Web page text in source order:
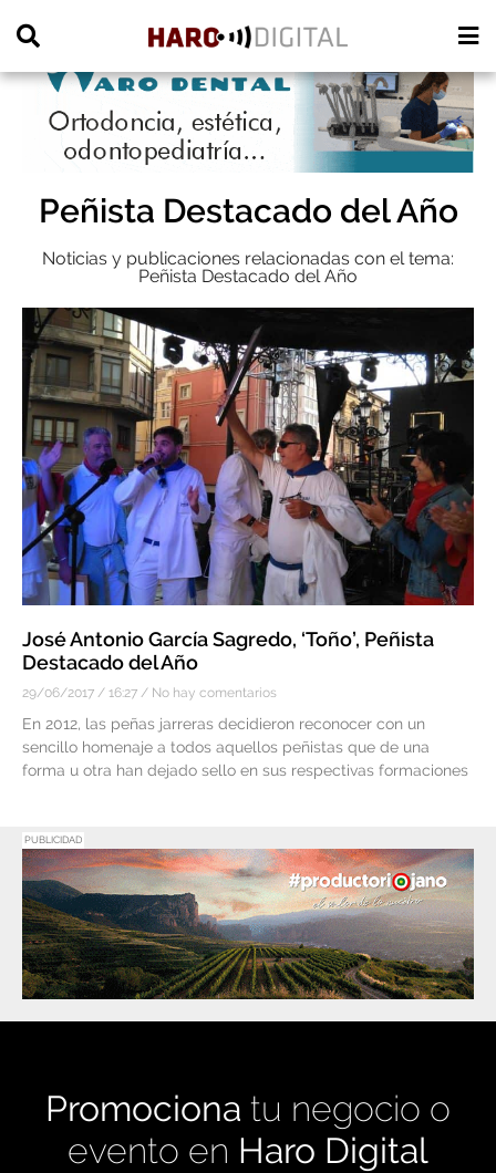
Peñista Destacado del Año
Noticias y publicaciones relacionadas con el tema:
Peñista Destacado del Año
José Antonio García Sagredo, ‘Toño’, Peñista
Destacado del Año
29/06/2017 16:27 No hay comentarios
En 2012, las peñas jarreras decidieron reconocer con un
sencillo homenaje a todos aquellos peñistas que de una
forma u otra han dejado sello en sus respectivas formaciones
PUBLICIDAD
Promociona tu negocio o
evento en Haro Digital